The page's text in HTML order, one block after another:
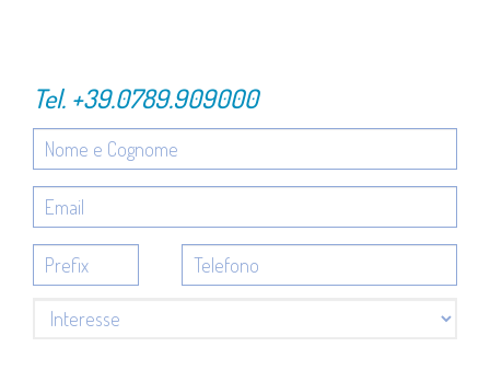
Tel. +39.0789.909000